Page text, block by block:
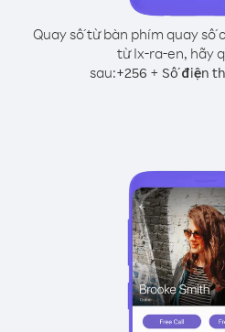
Quay số từ bàn phím quay số
từ Ix-ra-en, hãy
sau:+256 + Số điện